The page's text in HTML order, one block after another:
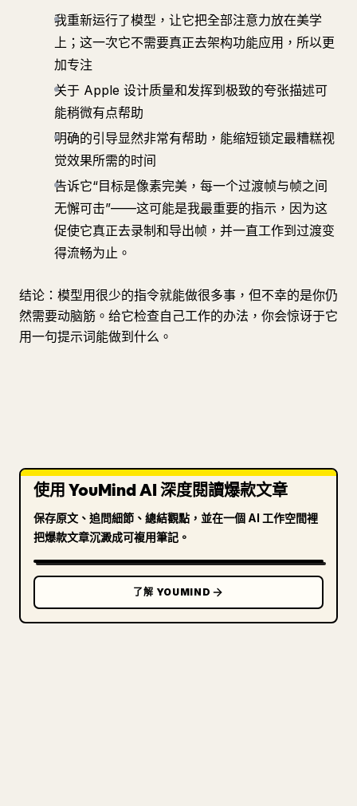
我重新运行了模型，让它把全部注意力放在美学
上；这一次它不需要真正去架构功能应用，所以更
加专注
关于 Apple 设计质量和发挥到极致的夸张描述可
能稍微有点帮助
明确的引导显然非常有帮助，能缩短锁定最糟糕视
觉效果所需的时间
告诉它“目标是像素完美，每一个过渡帧与帧之间
无懈可击”——这可能是我最重要的指示，因为这
促使它真正去录制和导出帧，并一直工作到过渡变
得流畅为止。
结论：模型用很少的指令就能做很多事，但不幸的是你仍
然需要动脑筋。给它检查自己工作的办法，你会惊讶于它
用一句提示词能做到什么。
使用 YouMind AI 深度閱讀爆款文章
保存原文、追問細節、總結觀點，並在一個 AI 工作空間裡
把爆款文章沉澱成可複用筆記。
了解 YOUMIND